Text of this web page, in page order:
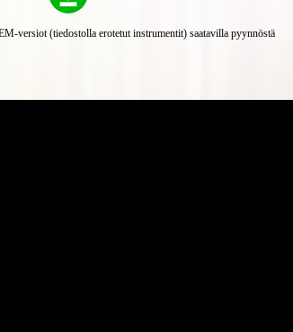
versiot (tiedostolla erotetut instrumentit) saatavilla pyynnöstä